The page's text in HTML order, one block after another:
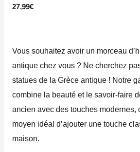
27,99€
Vous souhaitez avoir un morceau
antique chez vous ? Ne cherchez
statues de la Grèce antique ! Notre
combine la beauté et le savoir-faire
ancien avec des touches modernes,
moyen idéal d’ajouter une touche
maison.